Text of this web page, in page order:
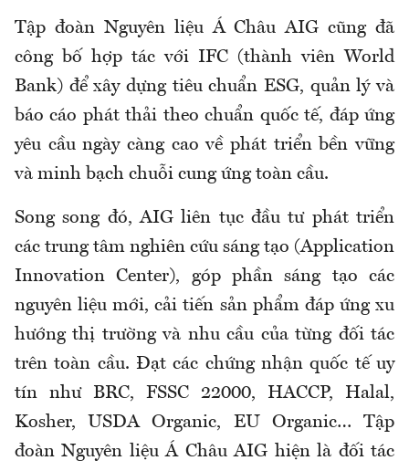
Tập đoàn Nguyên liệu Á Châu AIG cũng đã
công bố hợp tác với IFC (thành viên World
Bank) để xây dựng tiêu chuẩn ESG, quản lý và
báo cáo phát thải theo chuẩn quốc tế, đáp ứng
yêu cầu ngày càng cao về phát triển bền vững
và minh bạch chuỗi cung ứng toàn cầu.
Song song đó, AIG liên tục đầu tư phát triển
các trung tâm nghiên cứu sáng tạo (Application
Innovation Center), góp phần sáng tạo các
nguyên liệu mới, cải tiến sản phẩm đáp ứng xu
hướng thị trường và nhu cầu của từng đối tác
trên toàn cầu. Đạt các chứng nhận quốc tế uy
tín như BRC, FSSC 22000, HACCP, Halal,
Kosher, USDA Organic, EU Organic… Tập
đoàn Nguyên liệu Á Châu AIG hiện là đối tác